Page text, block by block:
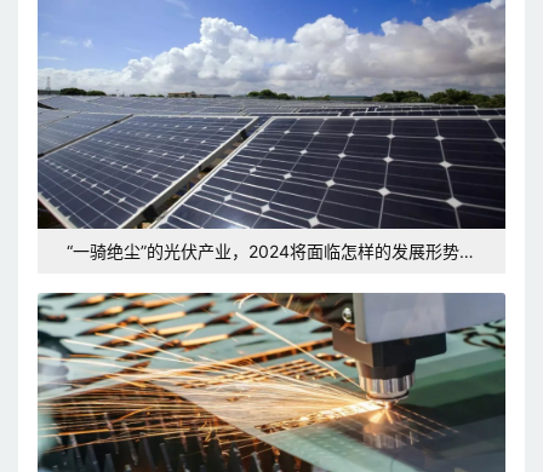
“一骑绝尘”的光伏产业，2024将面临怎样的发展形势和